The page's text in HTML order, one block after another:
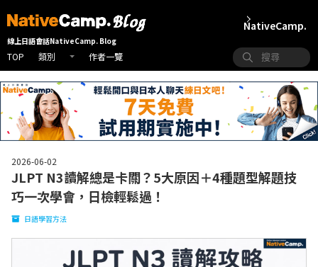
線上日語會話NativeCamp. Blog
TOP 類別 作者一覽
NativeCamp.
2026-06-02
JLPT N3讀解總是卡關？5大原因＋4種題型解題技
巧一次學會，日檢輕鬆過！
日語學習方法